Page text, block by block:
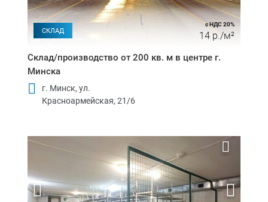
СКЛАД
с НДС 20%
14 р./м²
Склад/производство от 200 кв. м в центре г.
Минска
г. Минск, ул.
Красноармейская, 21/6